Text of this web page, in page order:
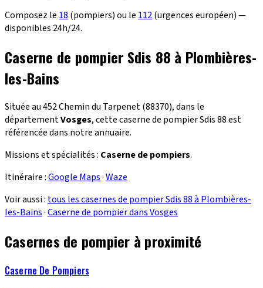
Composez le 18 (pompiers) ou le 112(urgences européen) —
disponibles 24h/24.
Caserne de pompier Sdis 88 à Plombières-
les-Bains
Située au 452 Chemin du Tarpenet (88370), dans le
départementVosges, cette caserne de pompier Sdis 88 est
référencée dans notre annuaire.
Missions et spécialités : Caserne de pompiers.
Itinéraire :Google Maps·Waze
Voir aussi : tous les casernes de pompier Sdis 88 à Plombières-
les-Bains·Caserne de pompier dans Vosges
Casernes de pompier à proximité
Caserne De Pompiers